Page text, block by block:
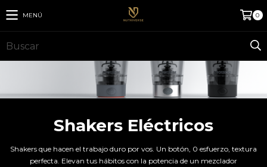
MENÚ 0
Shakers Eléctricos
Shakers que hacen el trabajo duro por vos. Un botón, 0 esfuerzo, textura
perfecta. Elevan tus hábitos con la potencia de un mezclador